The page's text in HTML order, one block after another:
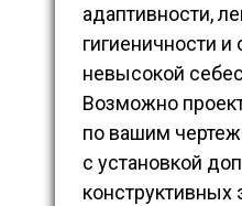
адаптивности,
гигиеничности и
невысокой
Возможно
по вашим
с установкой
конструктивных